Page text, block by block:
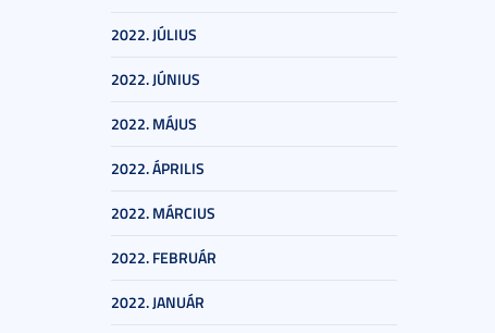
2022. JÚLIUS
2022. JÚNIUS
2022. MÁJUS
2022. ÁPRILIS
2022. MÁRCIUS
2022. FEBRUÁR
2022. JANUÁR